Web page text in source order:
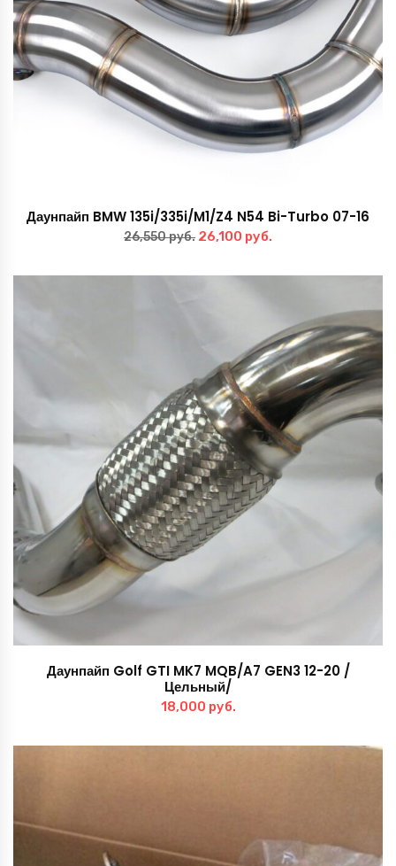
Даунпайп BMW 135i/335i/M1/Z4 N54 Bi-Turbo 07-16
26,550руб. Первоначальная
26,100 руб.
Даунпайп Golf GTI MK7 MQB/A7 GEN3 12-20 /
Цельный/
18,000 руб.